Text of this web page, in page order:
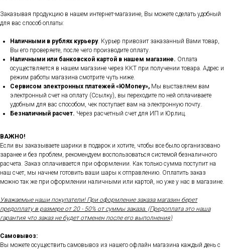
Заказывая продукцию в нашем интернет-магазине, Вы можете сделать удобный
для вас способ оплаты:
Наличными в рублях курьеру. Курьер привозит заказанный Вами товар,
Вы его проверяете, после чего производите оплату.
Наличными или банковской картой в нашем магазине. Оплата
осуществляется в нашем магазине через ККТ при получении товара. Адрес и
режим работы магазина смотрите чуть ниже.
Сервисом электронных платежей «ЮMoney», Мы выставляем вам
электронный счет на оплату (Ссылку), вы переходите по ней оплачиваете
удобным для вас способом, чек поступает вам на электронную почту.
Безналичный расчет. Через расчетный счет для ИП и Юрлиц.
ВАЖНО!
Если вы заказываете шарики в подарок и хотите, чтобы все было организовано
заранее и без проблем, рекомендуем воспользоваться системой безналичного
расчета. Заказ оплачивается при оформлении. Как только сумма поступит на
наш счет, мы начнем готовить ваши шары к отправлению. Оплатить заказ
можно так же при оформлении наличными или картой, но уже у нас в магазине.
Уважаемые наши покупатели! При оформление заказа магазин берет
предоплату в размере от 20 - 50% от суммы заказа. (Предоплата это наша
гарантия что заказ не будет отменен после его выполнения)
Самовывоз:
Вы можете осуществить самовывоз из нашего офлайн магазина каждый день с